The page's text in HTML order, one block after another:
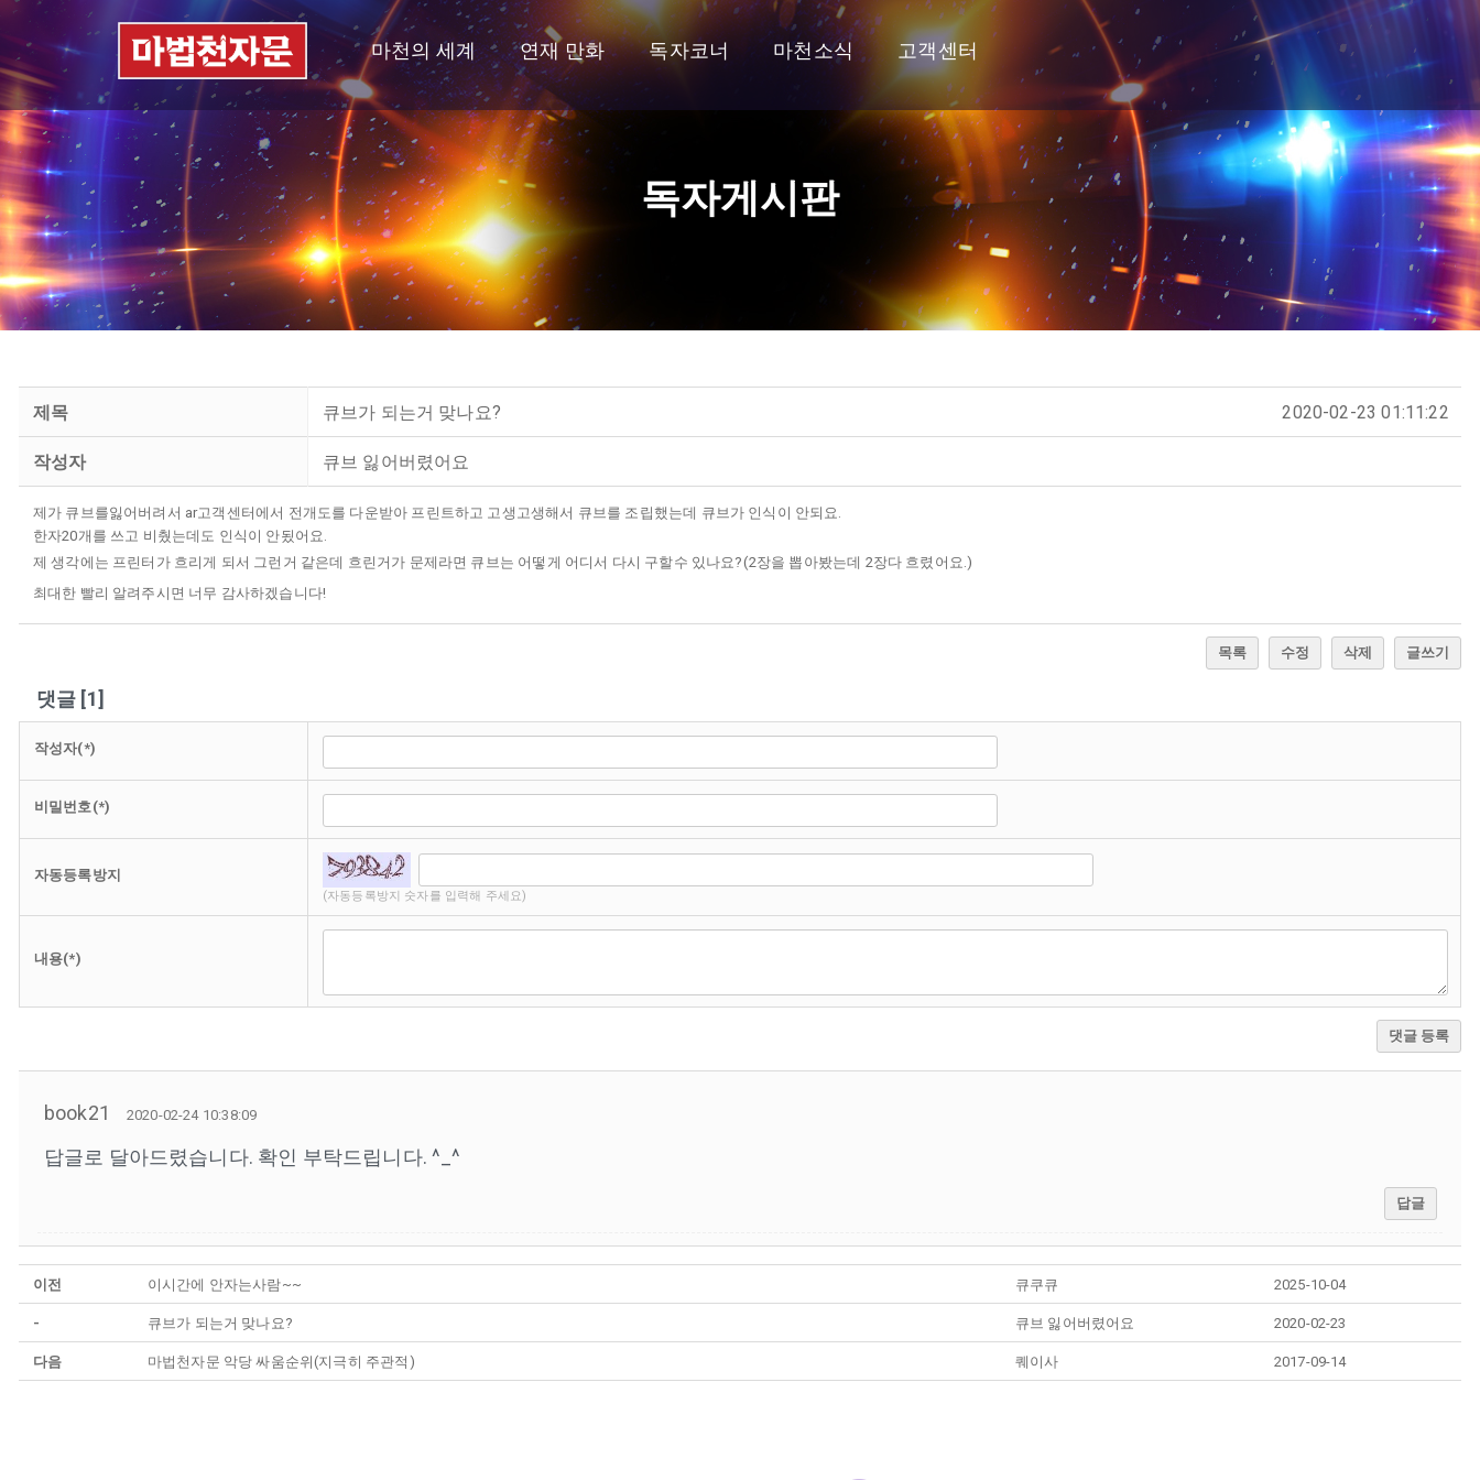
마천의 세계 연재 만화 독자코너 마천소식 고객센터
독자게시판
제목 큐브가 되는거 맞나요? 2020-02-23 01:11:22
작성자 큐브 잃어버렸어요
제가 큐브를잃어버려서 ar고객센터에서 전개도를 다운받아 프린트하고 고생고생해서 큐브를 조립했는데 큐브가 인식이 안되요.
한자20개를 쓰고 비췄는데도 인식이 안됬어요.
제 생각에는 프린터가 흐리게 되서 그런거 같은데 흐린거가 문제라면 큐브는 어떻게 어디서 다시 구할수 있나요?(2장을 뽑아봤는데 2장다 흐렸어요.)
최대한 빨리 알려주시면 너무 감사하겠습니다!
목록 수정 삭제 글쓰기
댓글 [1]
작성자(*)
비밀번호(*)
자동등록방지
(자동등록방지 숫자를 입력해 주세요)
내용(*)
댓글 등록
book21 2020-02-24 10:38:09
답글로 달아드렸습니다. 확인 부탁드립니다. ^_^
답글
이전 이시간에 안자는사람~~ 큐쿠큐 2025-10-04
- 큐브가 되는거 맞나요? 큐브 잃어버렸어요 2020-02-23
다음 마법천자문 악당 싸움순위(지극히 주관적) 퀘이사 2017-09-14